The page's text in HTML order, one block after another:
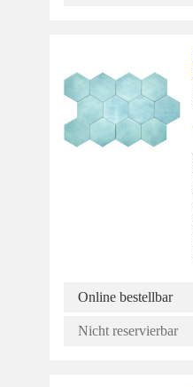
Online bestellbar
Nicht reservierbar